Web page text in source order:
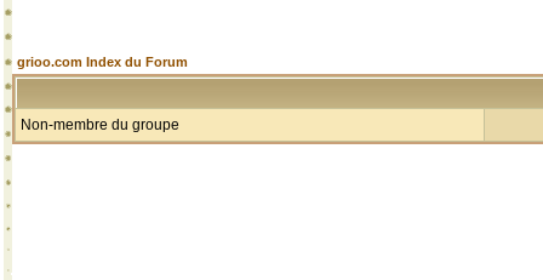
grioo.com Index du Forum
Non-membre du groupe